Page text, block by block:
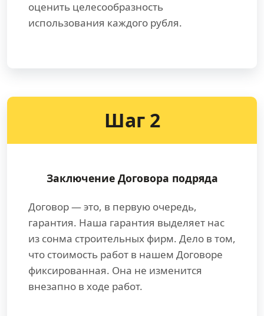
оценить целесообразность
использования каждого рубля.
Шаг 2
Заключение Договора подряда
Договор — это, в первую очередь,
гарантия. Наша гарантия выделяет нас
из сонма строительных фирм. Дело в том,
что стоимость работ в нашем Договоре
фиксированная. Она не изменится
внезапно в ходе работ.